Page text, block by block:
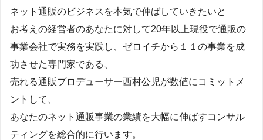
ネット通販のビジネスを本気で伸ばしていきたいと
お考えの経営者のあなたに対して20年以上現役で通販の
事業会社で実務を実践し、ゼロイチから１１の事業を成
功させた専門家である、
売れる通販プロデューサー西村公児が数値にコミットメ
ントして、
あなたのネット通販事業の業績を大幅に伸ばすコンサル
ティングを総合的に行います。